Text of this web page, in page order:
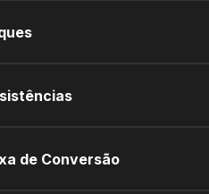
de Conversão